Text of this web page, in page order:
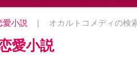
愛小説 | オカルトコメディの検
愛小説